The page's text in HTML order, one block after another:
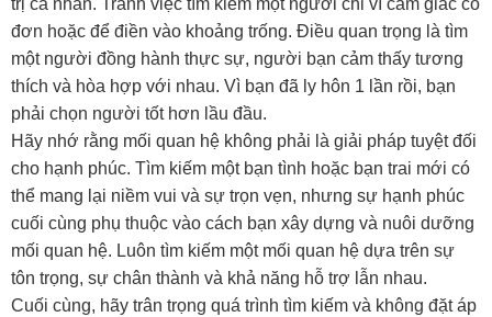
trị cá nhân. Tránh việc tìm kiếm một người chỉ vì cảm giác cô
đơn hoặc để điền vào khoảng trống. Điều quan trọng là tìm
một người đồng hành thực sự, người bạn cảm thấy tương
thích và hòa hợp với nhau. Vì bạn đã ly hôn 1 lần rồi, bạn
phải chọn người tốt hơn lầu đầu.
Hãy nhớ rằng mối quan hệ không phải là giải pháp tuyệt đối
cho hạnh phúc. Tìm kiếm một bạn tình hoặc bạn trai mới có
thể mang lại niềm vui và sự trọn vẹn, nhưng sự hạnh phúc
cuối cùng phụ thuộc vào cách bạn xây dựng và nuôi dưỡng
mối quan hệ. Luôn tìm kiếm một mối quan hệ dựa trên sự
tôn trọng, sự chân thành và khả năng hỗ trợ lẫn nhau.
Cuối cùng, hãy trân trọng quá trình tìm kiếm và không đặt áp